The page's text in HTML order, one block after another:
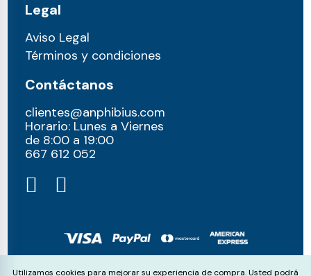
Legal
Aviso Legal
Términos y condiciones
Contáctanos
clientes@anphibius.com
Horario: Lunes a Viernes
de 8:00 a 19:00
667 612 052​
© anphibius, 2026
Utilizamos cookies para mejorar su experiencia de compra. Usted podrá